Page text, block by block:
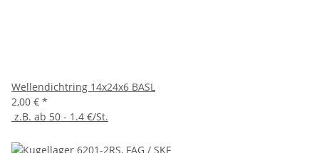
Wellendichtring 14x24x6 BASL
2,00 € *
z.B. ab 50 - 1.4 €/St.